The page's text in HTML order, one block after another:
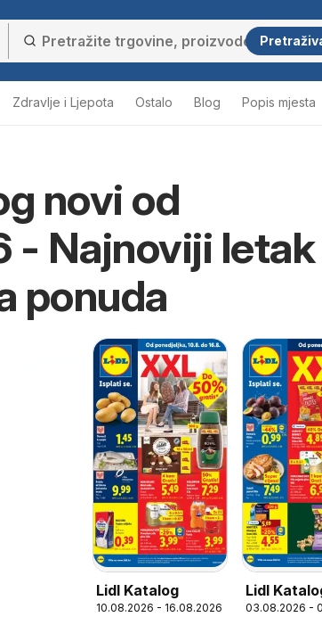
Zdravlje i Ljepota Ostalo Blog Popis mjesta
novi od
- Najnoviji
ponuda
Lidl Katalog
10.08.2026 - 16.08.2026
Lidl
03.08.2026 -